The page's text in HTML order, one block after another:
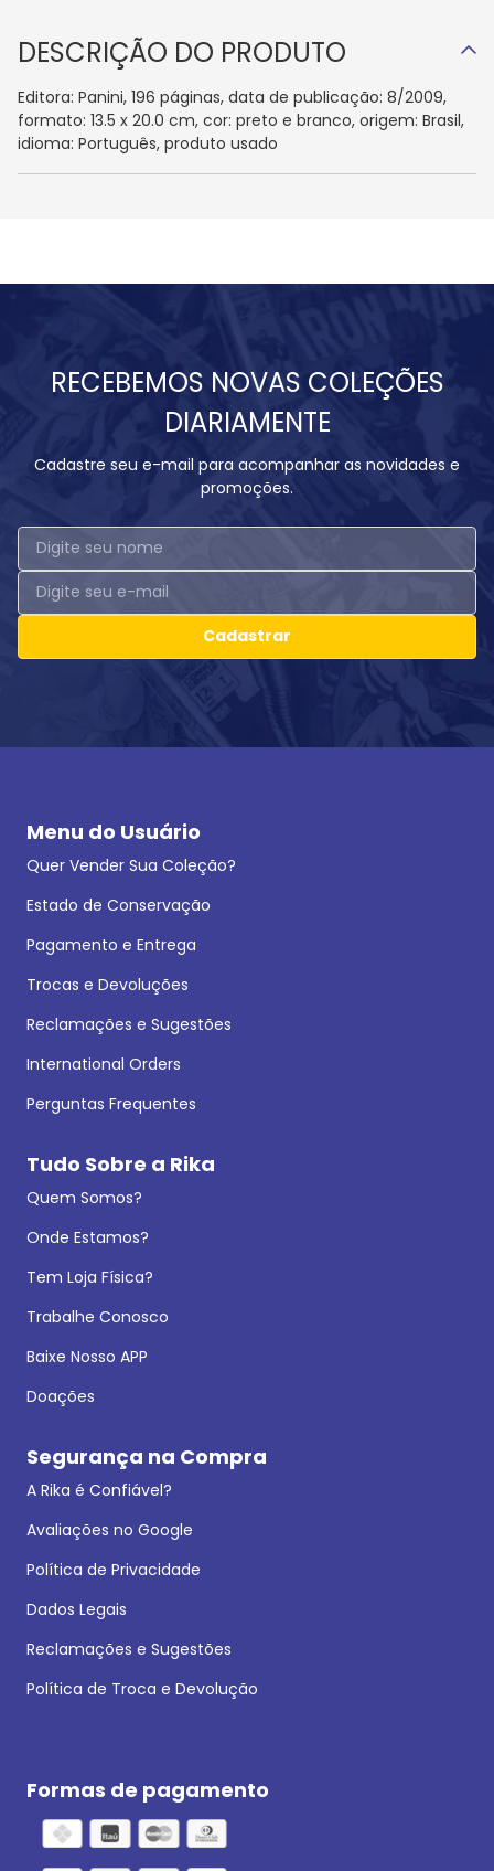
DESCRIÇÃO DO PRODUTO
Editora: Panini, 196 páginas, data de publicação: 8/2009,
formato: 13.5 x 20.0 cm, cor: preto e branco, origem: Brasil,
idioma: Português, produto usado
RECEBEMOS NOVAS COLEÇÕES
DIARIAMENTE
Cadastre seu e-mail para acompanhar as novidades e
promoções.
Cadastrar
Menu do Usuário
Quer Vender Sua Coleção?
Estado de Conservação
Pagamento e Entrega
Trocas e Devoluções
Reclamações e Sugestões
International Orders
Perguntas Frequentes
Tudo Sobre a Rika
Quem Somos?
Onde Estamos?
Tem Loja Física?
Trabalhe Conosco
Baixe Nosso APP
Doações
Segurança na Compra
A Rika é Confiável?
Avaliações no Google
Política de Privacidade
Dados Legais
Reclamações e Sugestões
Política de Troca e Devolução
Formas de pagamento